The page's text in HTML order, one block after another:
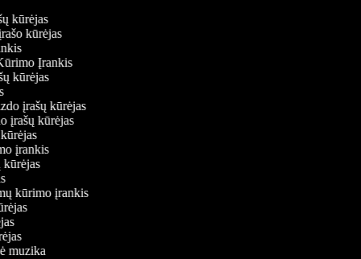
kūrėjas
kūrėjas
Įrankis
kūrėjas
įrašų kūrėjas
įrašų kūrėjas
įrankis
kūrėjas
kūrimo įrankis
muzika